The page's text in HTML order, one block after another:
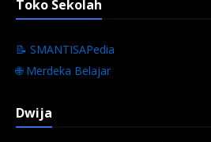
Toko Sekolah
📝 SMANTISAPedia
🌐 Merdeka Belajar
Dwija